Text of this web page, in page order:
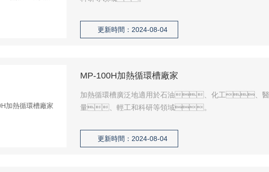
更新時間：2024-08-04
MP-100H加熱循環槽廠家
加熱循環槽廣泛地適用於石油、化工
量、輕工和科研等領域。
更新時間：2024-08-04